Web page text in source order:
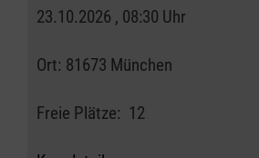
23.10.2026 , 08:30 Uhr
Ort: 81673 München
Freie Plätze: 12